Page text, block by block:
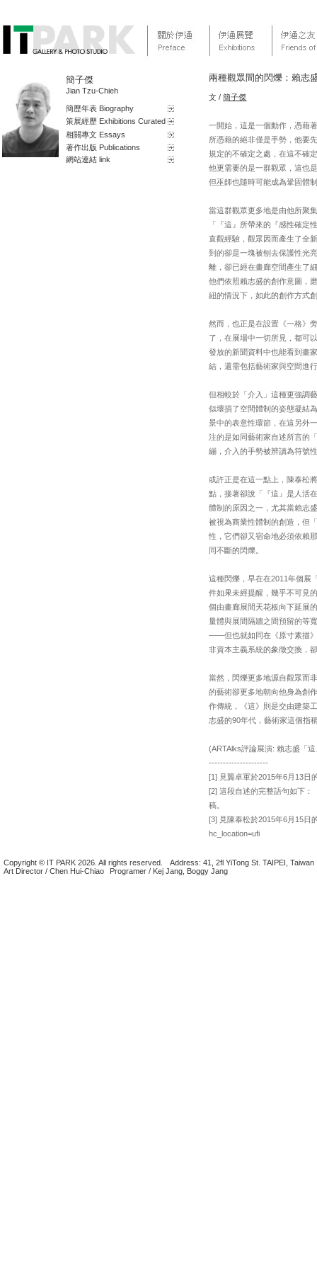
簡子傑
Jian Tzu-Chieh
簡歷年表 Biography
策展經歷 Exhibitions Curated
相關專文 Essays
著作出版 Publications
網站連結 link
兩種觀眾間的閃爍：賴志
文 /簡子傑
一開始，這是一個動作，憑藉
所憑藉的絕非僅是手勢，他要
規定的不確定之處，在這不確
他更需要的是一群觀眾，這也
但巫師也隨時可能成為鞏固體
當這群觀眾更多地是由他所聚
「『這』所帶來的『感性確定
直觀經驗，觀眾因而產生了全
到的卻是一塊被刨去保護性光
離，卻已經在畫廊空間產生了
他們依照賴志盛的創作意圖，
紐的情況下，如此的創作方式
然而，也正是在設置《一格》
了，在展場中一切所見，都可
發放的新聞資料中也能看到畫
結，還需包括藝術家與空間進
但相較於「介入」這種更強調
似壞損了空間體制的姿態凝結
景中的表意性環節，在這另外
注的是如同藝術家自述所言的
繃，介入的手勢被辨讀為符號
或許正是在這一點上，陳泰松
點，接著卻說「『這』是人活
體制的原因之一，尤其當賴志
被視為商業性體制的創造，但
性，它們卻又宿命地必須依賴
同不斷的閃爍。
這種閃爍，早在在2011年個展
件如果未經提醒，幾乎不可見
個由畫廊展間天花板向下延展
量體與展間隔牆之間預留的等
——但也就如同在《原寸素描》
非資本主義系統的象徵交換，
當然，閃爍更多地源自觀眾而
的藝術卻更多地朝向他身為創
作傳統，《這》則是交由建築
志盛的90年代，藝術家這個指
(ARTAlks評論展演: 賴志盛「
---------------------
[1] 見龔卓軍於2015年6月13
[2] 這段自述的完整語句如下：
稿。
[3] 見陳泰松於2015年6月15日
hc_location=ufi
Copyright © IT PARK 2026. All rights reserved.
Address: 41, 2fl YiTong St. TAIPEI, Taiwan
Art Director / Chen Hui-Chiao
Programer / Kej Jang, Boggy Jang